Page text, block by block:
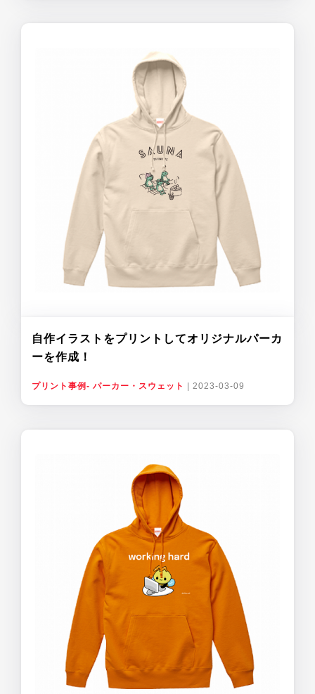
自作イラストをプリントしてオリジナルパーカ
ーを作成！
プリント事例- パーカー・スウェット 2023-03-09